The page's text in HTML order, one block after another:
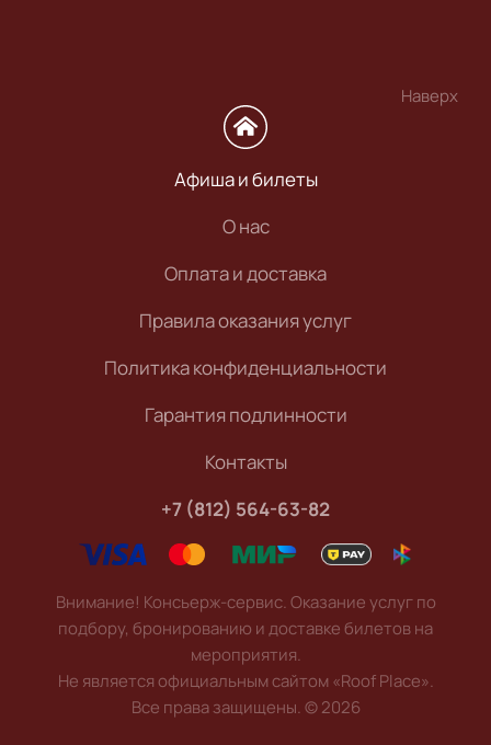
Наверх
Афиша и билеты
О нас
Оплата и доставка
Правила оказания услуг
Политика конфиденциальности
Гарантия подлинности
Контакты
+7 (812) 564-63-82
Внимание! Консьерж-сервис. Оказание услуг по
подбору, бронированию и доставке билетов на
мероприятия.
Не является официальным сайтом «Roof Place».
Все права защищены.©2026